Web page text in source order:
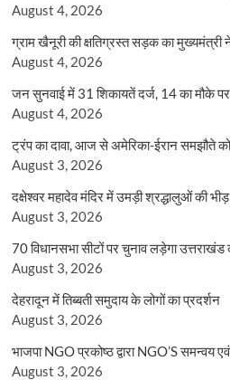
August 4, 2026
ग्राम खैनूरी की क्षतिग्रस्त सड़क का मुख्यमंत्री
August 4, 2026
जन सुनवाई में 31 शिकायतें दर्ज, 14 का मौके पर
August 4, 2026
ट्रंप का दावा, आज से अमेरिका-ईरान समझौते
August 3, 2026
दक्षेश्वर महादेव मंदिर में उमड़ी श्रद्धालुओं की भीड़
August 3, 2026
70 विधानसभा सीटों पर चुनाव लड़ेगा उत्तराखंड
August 3, 2026
देहरादून में तिब्बती समुदाय के लोगों का प्रदर्शन
August 3, 2026
भाजपा NGO प्रकोष्ठ द्वारा NGO’S
August 3, 2026